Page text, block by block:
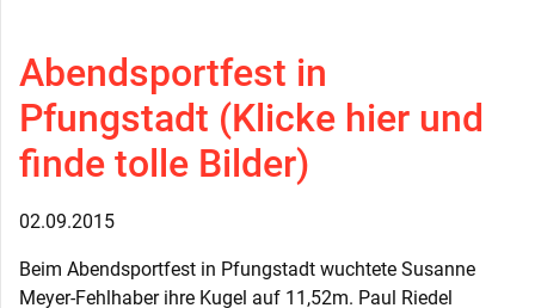
Abendsportfest in
Pfungstadt (Klicke hier und
finde tolle Bilder)
02.09.2015
Beim Abendsportfest in Pfungstadt wuchtete Susanne
Meyer-Fehlhaber ihre Kugel auf 11,52m. Paul Riedel